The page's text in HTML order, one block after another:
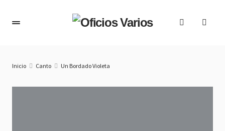
Inicio Canto Un Bordado Violeta